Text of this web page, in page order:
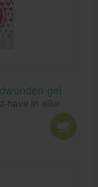
gel
have in elke
die in een
koffers.
en